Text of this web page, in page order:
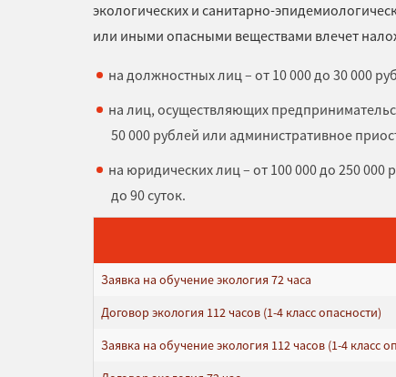
экологических и санитарно-
или иными опасными веществами влечет
на должностных лиц – от 10 000 до 30 000
на лиц, осуществляющих
50 000 рублей или административное
на юридических лиц – от 100 000 до 250
до 90 суток.
Заявка на обучение экология 72 часа
Договор экология 112 часов (1-4 класс опасности)
Заявка на обучение экология 112 часов (1-4 класс